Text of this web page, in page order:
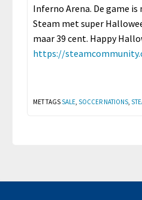
Inferno Arena. De game
Steam met super
maar 39 cent. Happy
https://
MET TAGS SALE, SOCCER NATIONS,